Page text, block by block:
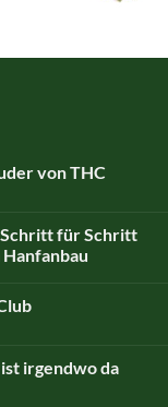
von THC
Schritt für Schritt
irgendwo da